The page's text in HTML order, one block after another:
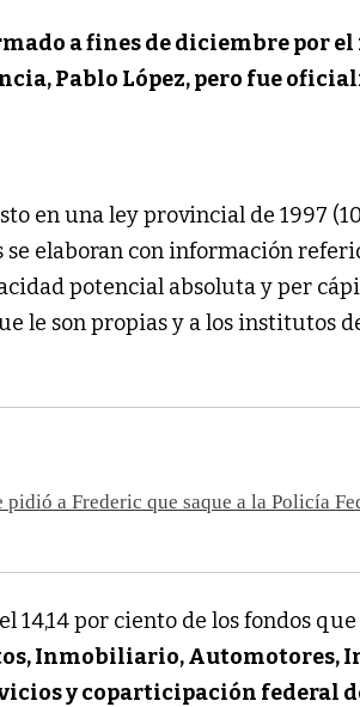
a fines de diciembre por
Pablo López, pero fue
en una ley provincial de 1997
elaboran con información
potencial absoluta y per
le son propias y a los institutos
a Frederic que saque a la Policía
14,14 por ciento de los fondos
Inmobiliario, Automotores,
y coparticipación federal